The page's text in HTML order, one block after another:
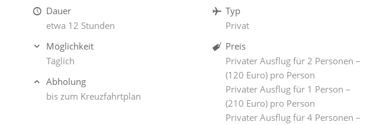
Dauer
etwa 12 Stunden
Möglichkeit
Täglich
Abholung
bis zum Kreuzfahrtplan
Typ
Privat
Preis
Privater Ausflug für 2 Personen –
(120 Euro) pro Person
Privater Ausflug für 1 Person –
(210 Euro) pro Person
Privater Ausflug für 4 Personen –